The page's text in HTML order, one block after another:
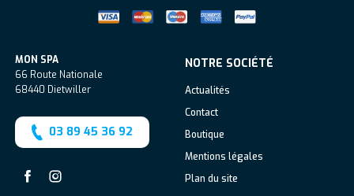
MON SPA
66 Route Nationale
68440 Dietwiller
03 89 45 36 92
NOTRE SOCIÉTÉ
Actualités
Contact
Boutique
Mentions légales
Plan du site